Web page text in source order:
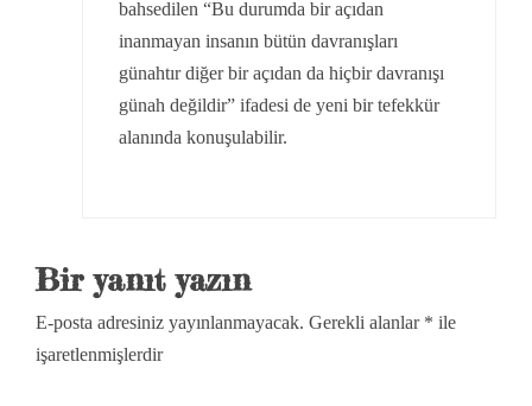
bahsedilen “Bu durumda bir açıdan
inanmayan insanın bütün davranışları
günahtır diğer bir açıdan da hiçbir davranışı
günah değildir” ifadesi de yeni bir tefekkür
alanında konuşulabilir.
Bir yanıt yazın
E-posta adresiniz yayınlanmayacak. Gerekli alanlar * ile
işaretlenmişlerdir